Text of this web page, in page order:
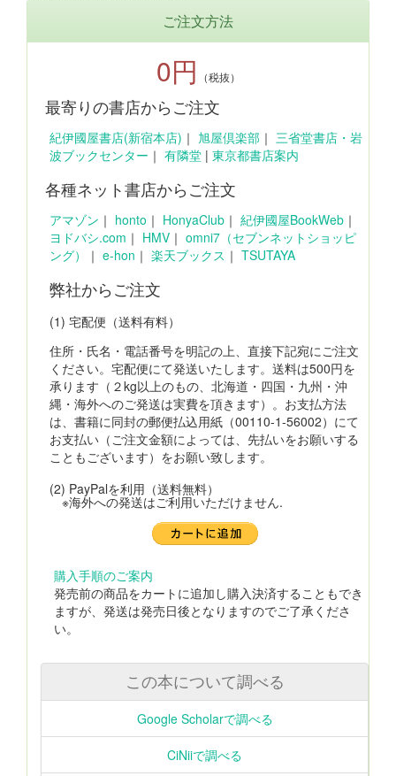
ご注文方法
0円 （税抜）
最寄りの書店からご注文
紀伊國屋書店(新宿本店) ｜ 旭屋倶楽部 ｜ 三省堂書店・岩
波ブックセンター ｜ 有隣堂 | 東京都書店案内
各種ネット書店からご注文
アマゾン ｜ honto ｜ HonyaClub ｜ 紀伊國屋BookWeb ｜
ヨドバシ.com ｜ HMV ｜ omni7（セブンネットショッピ
ング）
｜ e-hon ｜ 楽天ブックス ｜ TSUTAYA
弊社からご注文
(1) 宅配便（送料有料）
住所・氏名・電話番号を明記の上、直接下記宛にご注文
ください。宅配便にて発送いたします。送料は500円を
承ります（２kg以上のもの、北海道・四国・九州・沖
縄・海外へのご発送は実費を頂きます）。お支払方法
は、書籍に同封の郵便払込用紙（00110-1-56002）にて
お支払い（ご注文金額によっては、先払いをお願いする
こともございます）をお願い致します。
(2) PayPalを利用（送料無料）
※海外への発送はご利用いただけません.
購入手順のご案内
発売前の商品をカートに追加し購入決済することもでき
ますが、発送は発売日後となりますのでご了承くださ
い。
この本について調べる
Google Scholarで調べる
CiNiiで調べる